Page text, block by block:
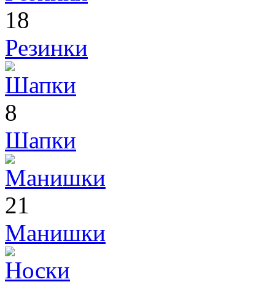
18
Резинки
8
Шапки
21
Манишки